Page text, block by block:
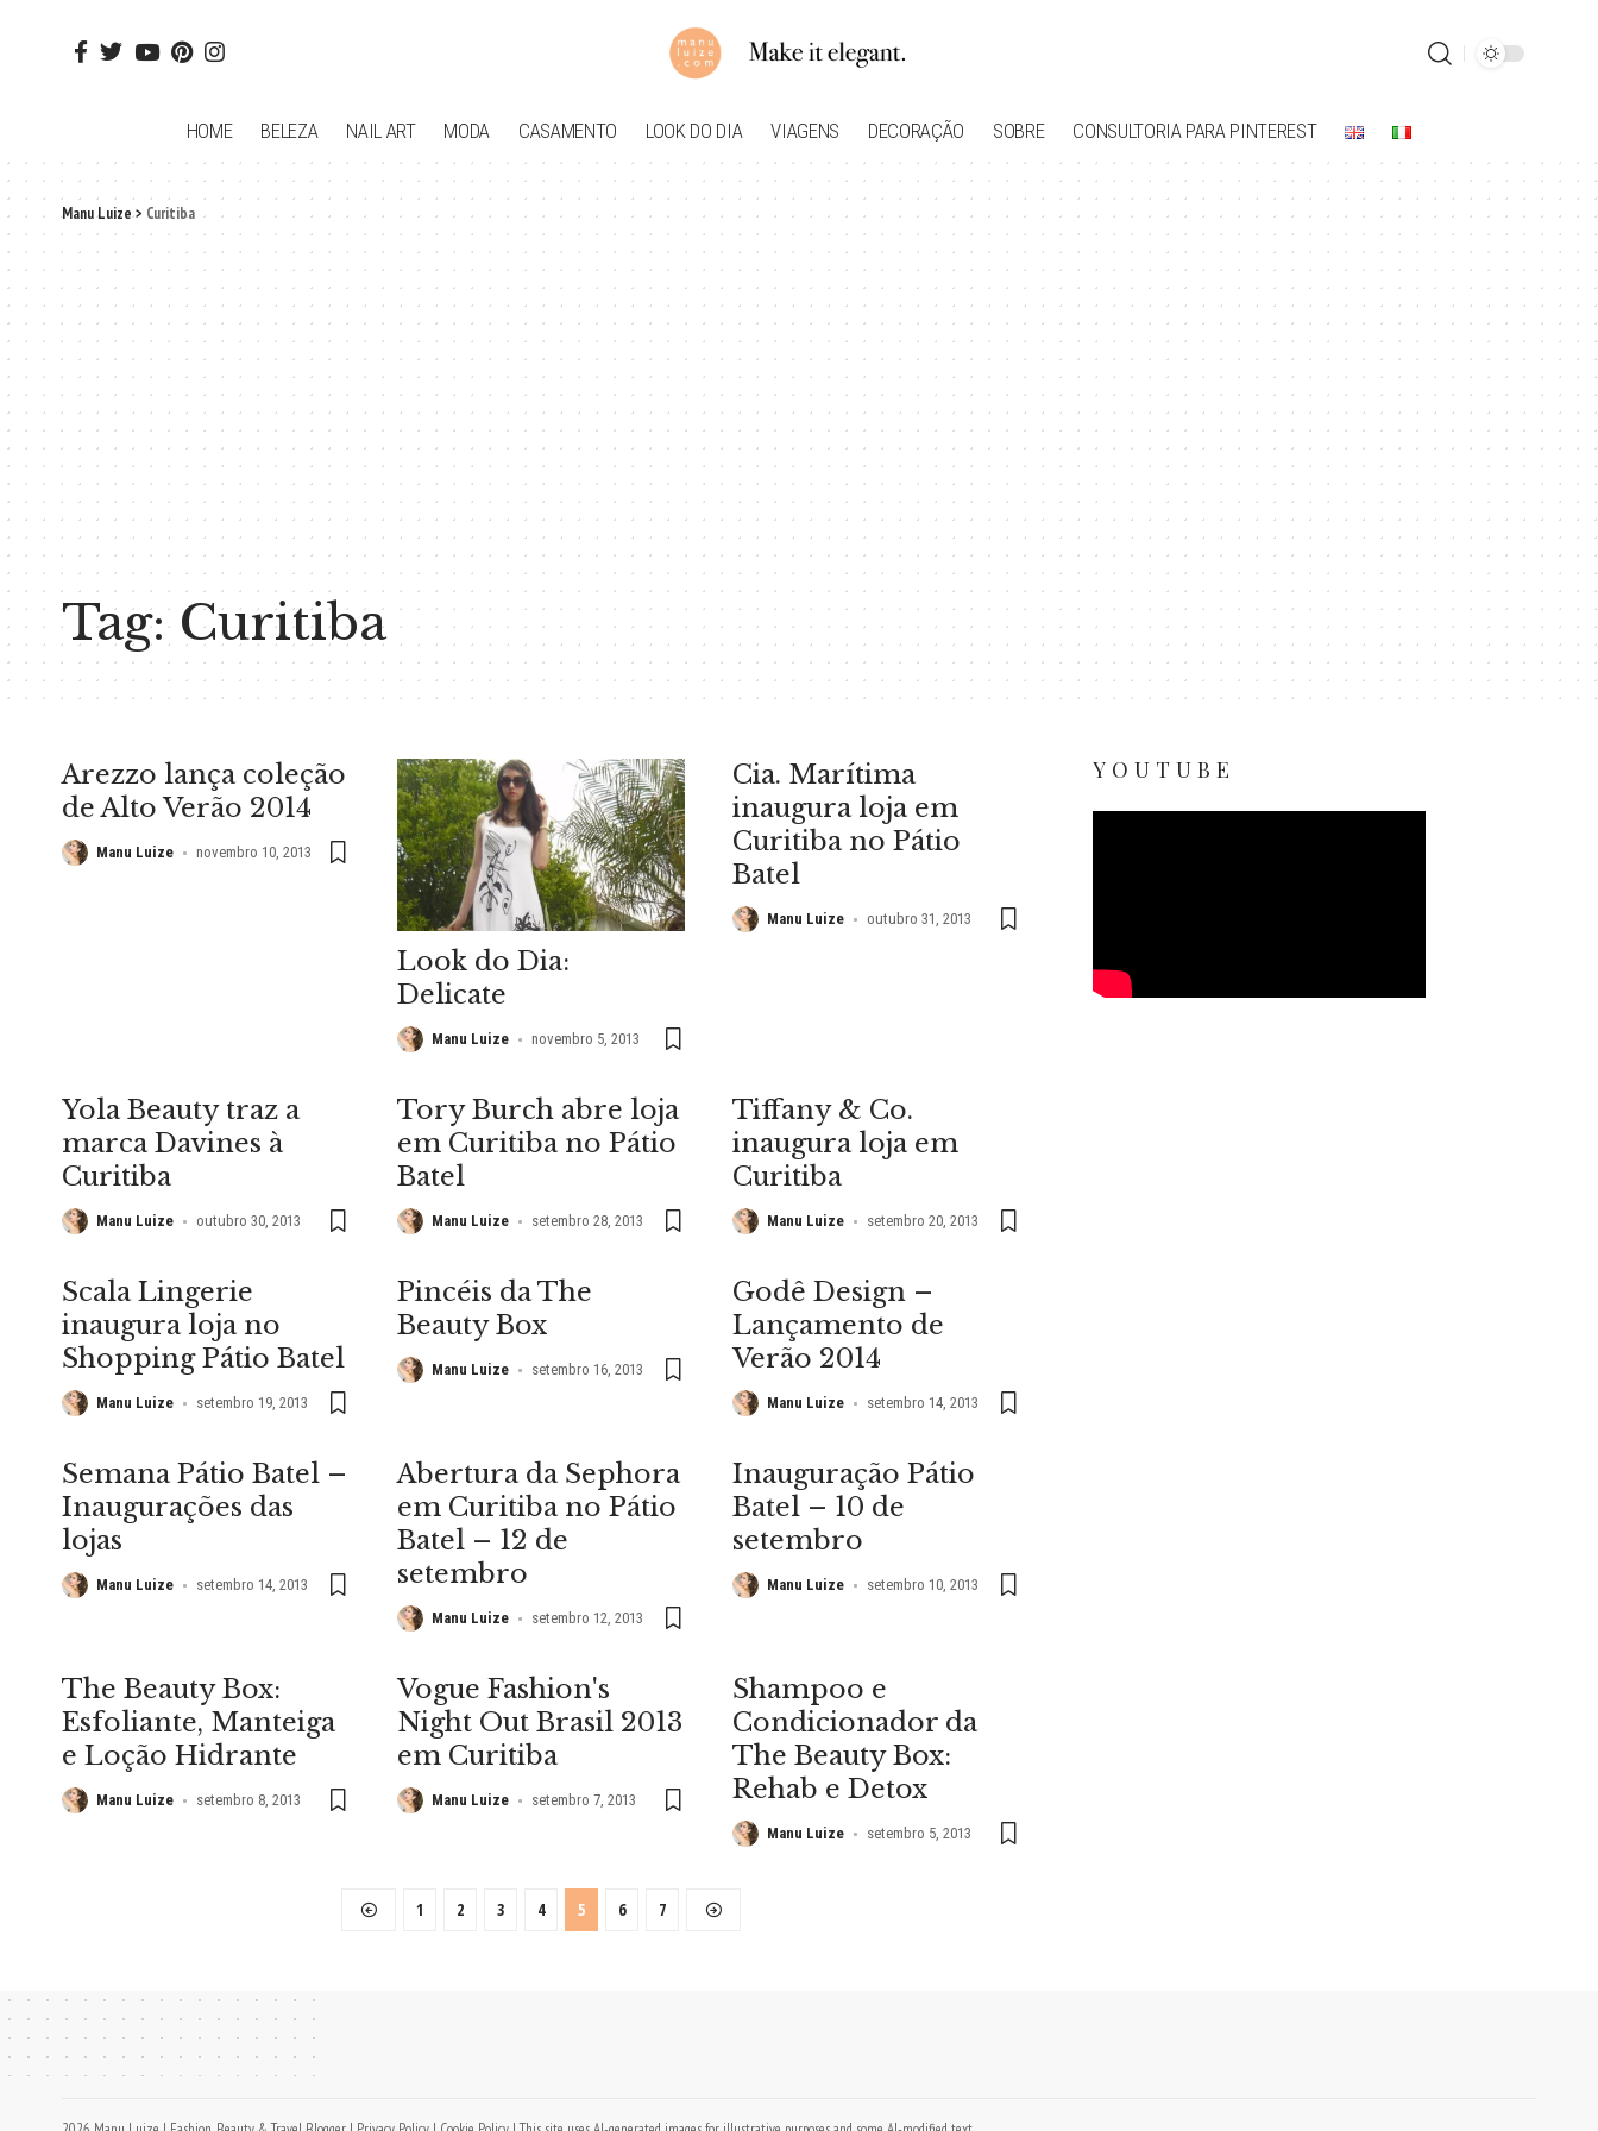
HOME BELEZA NAIL ART MODA CASAMENTO LOOK DO DIA VIAGENS DECORAÇÃO SOBRE CONSULTORIA PARA PINTEREST
Manu Luize> Curitiba
Tag:Curitiba
Arezzo lança coleção
de Alto Verão 2014
Manu Luize novembro 10, 2013
Look do Dia:
Delicate
Manu Luize novembro 5, 2013
Cia. Marítima
inaugura loja em
Curitiba no Pátio
Batel
Manu Luize outubro 31, 2013
Yola Beauty traz a
marca Davines à
Curitiba
Manu Luize outubro 30, 2013
Tory Burch abre loja
em Curitiba no Pátio
Batel
Manu Luize setembro 28, 2013
Tiffany & Co.
inaugura loja em
Curitiba
Manu Luize setembro 20, 2013
Scala Lingerie
inaugura loja no
Shopping Pátio Batel
Manu Luize setembro 19, 2013
Pincéis da The
Beauty Box
Manu Luize setembro 16, 2013
Godê Design –
Lançamento de
Verão 2014
Manu Luize setembro 14, 2013
Semana Pátio Batel –
Inaugurações das
lojas
Manu Luize setembro 14, 2013
Abertura da Sephora
em Curitiba no Pátio
Batel – 12 de
setembro
Manu Luize setembro 12, 2013
Inauguração Pátio
Batel – 10 de
setembro
Manu Luize setembro 10, 2013
The Beauty Box:
Esfoliante, Manteiga
e Loção Hidrante
Manu Luize setembro 8, 2013
Vogue Fashion's
Night Out Brasil 2013
em Curitiba
Manu Luize setembro 7, 2013
Shampoo e
Condicionador da
The Beauty Box:
Rehab e Detox
Manu Luize setembro 5, 2013
1 2 3 4 5 6 7
YOUTUBE